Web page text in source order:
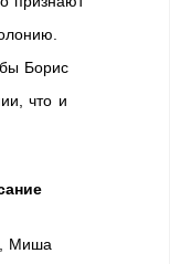
Борис
что и
Миша